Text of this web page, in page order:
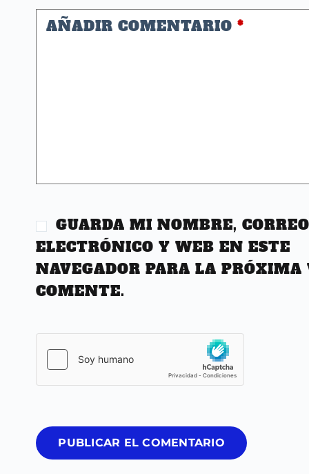
AÑADIR COMENTARIO *
GUARDA MI NOMBRE, CORREO
ELECTRÓNICO Y WEB EN ESTE
NAVEGADOR PARA LA PRÓXIMA
COMENTE.
PUBLICAR EL COMENTARIO